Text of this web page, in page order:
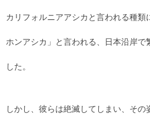
カリフォルニアアシカと言われる種類
ホンアシカ」と言われる、日本沿岸で
した。
しかし、彼らは絶滅してしまい、その